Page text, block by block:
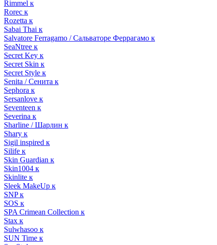
Rimmel к
Rorec к
Rozetta к
Sabai Thai к
Salvatore Ferragamo / Сальваторе Феррагамо к
SeaNtree к
Secret Key к
Secret Skin к
Secret Style к
Senita / Сенита к
Sephora к
Sersanlove к
Seventeen к
Severina к
Sharline / Шарлин к
Shary к
Sigil inspired к
Silife к
Skin Guardian к
Skin1004 к
Skinlite к
Sleek MakeUp к
SNP к
SOS к
SPA Crimean Collection к
Stax к
Sulwhasoo к
SUN Time к